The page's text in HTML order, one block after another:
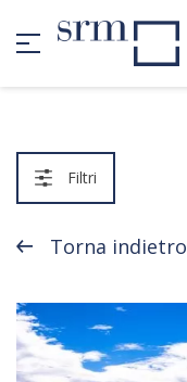
Filtri
Torna indietro